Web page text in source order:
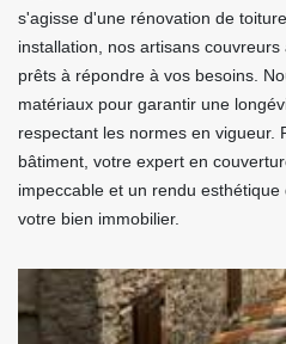
s'agisse d'une rénovation de
installation, nos artisans
prêts à répondre à vos besoins.
matériaux pour garantir une
respectant les normes en vigueur.
bâtiment, votre expert en
impeccable et un rendu
votre bien immobilier.